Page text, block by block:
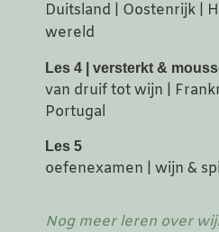
Duitsland | Oostenrijk |
wereld
Les 4 | versterkt &
van druif tot wijn |
Portugal
Les 5
oefenexamen | wijn &
Nog meer leren over